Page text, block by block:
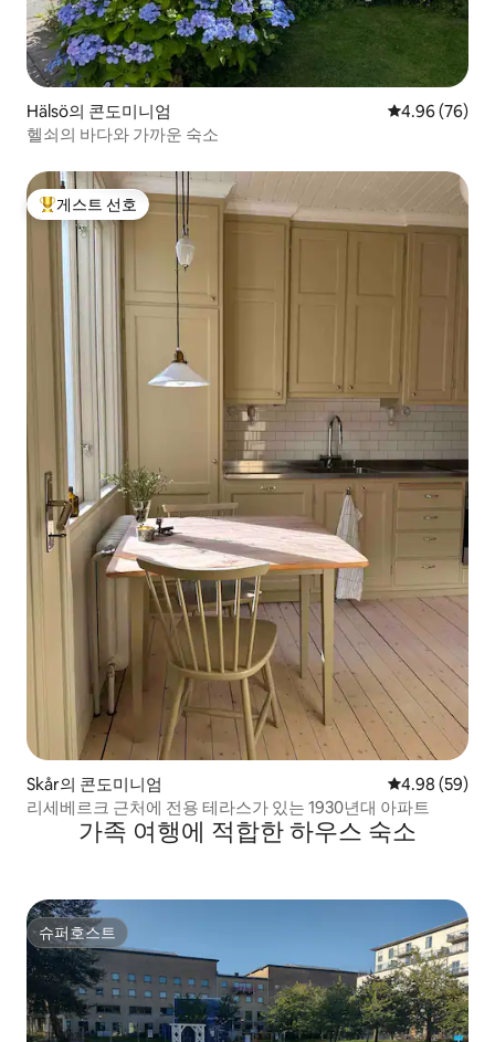
Hälsö의 콘도미니엄 평점 4.96점(5
4.96 (76)
헬쇠의 바다와 가까운 숙소
상위 게스트 선호
게스트 선호
Skår의 콘도미니엄 평점 4.98점(5
4.98 (59)
리세베르크 근처에 전용 테라스가 있는 1930년대 아파트
가족 여행에 적합한 하우스 숙소
슈퍼호스트
슈퍼호스트